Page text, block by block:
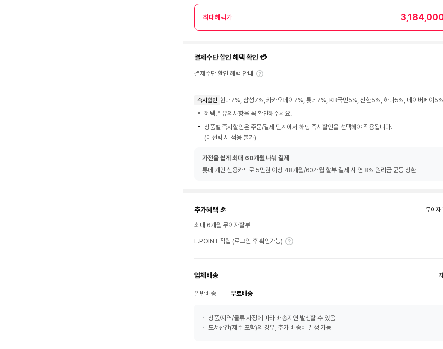
최대혜택가
결제수단 할인 혜택 확인 💳
결제수단 할인 혜택 안내
즉시할인 현대7%, 삼성7%, 카카오페이7%, 롯데7%, KB국민5%, 신한5%, 하나5%, 네이버페이5%
혜택별 유의사항을 꼭 확인해주세요.
상품별 즉시할인은 주문/결제 단계에서 해당 즉시할인을 선택해야 적용됩니다.
(미선택 시 적용 불가)
가전을 쉽게 최대 60개월 나눠 결제
롯데 개인 신용카드로 5만원 이상 48개월/60개월 할부 결제 시 연 8% 원리금 균등 상환
추가혜택 🎉 무이자
최대 6개월 무이자할부
L.POINT 적립 (로그인 후 확인가능)
업체배송
일반배송 무료배송
상품/지역/물류 사정에 따라 배송지연 발생할 수 있음
도서산간(제주 포함)의 경우, 추가 배송비 발생 가능